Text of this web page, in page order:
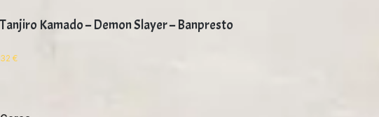
Tanjiro Kamado – Demon Slayer – Banpresto
32 €